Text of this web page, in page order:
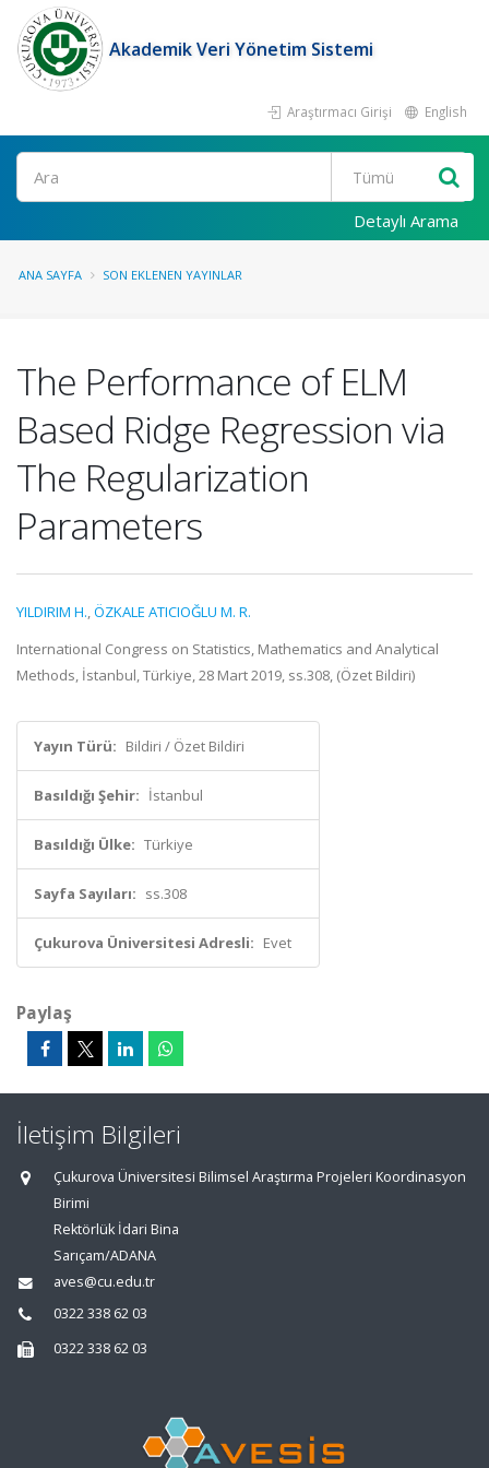
Akademik Veri Yönetim Sistemi
Araştırmacı Girişi English
Ara
Detaylı Arama
ANA SAYFA SON EKLENEN YAYINLAR
The Performance of ELM
Based Ridge Regression via
The Regularization
Parameters
YILDIRIM H.,ÖZKALE ATICIOĞLU M. R.
International Congress on Statistics, Mathematics and Analytical
Methods, İstanbul, Türkiye, 28 Mart 2019, ss.308, (Özet Bildiri)
Yayın Türü: Bildiri / Özet Bildiri
Basıldığı Şehir: İstanbul
Basıldığı Ülke: Türkiye
Sayfa Sayıları: ss.308
Çukurova Üniversitesi Adresli: Evet
Paylaş
İletişim Bilgileri
Çukurova Üniversitesi Bilimsel Araştırma Projeleri Koordinasyon
Birimi
Rektörlük İdari Bina
Sarıçam/ADANA
aves@cu.edu.tr
0322 338 62 03
0322 338 62 03